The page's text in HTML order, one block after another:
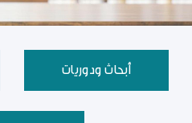
أبحاث ودوريات